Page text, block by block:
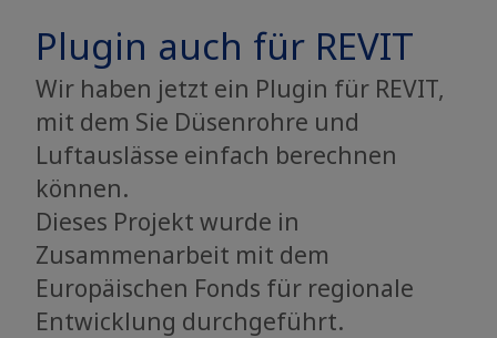
Plugin auch für REVIT
Wir haben jetzt ein Plugin für REVIT,
mit dem Sie Düsenrohre und
Luftauslässe einfach berechnen
können.
Dieses Projekt wurde in
Zusammenarbeit mit dem
Europäischen Fonds für regionale
Entwicklung durchgeführt.